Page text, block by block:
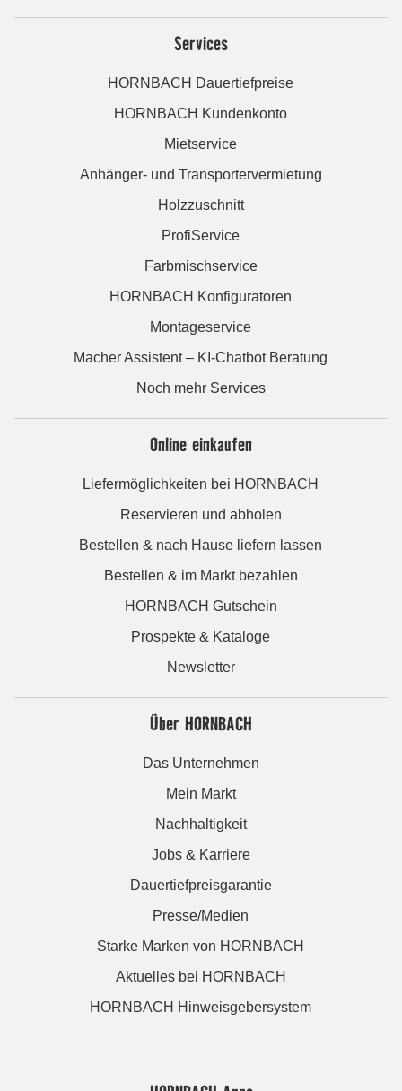
Services
HORNBACH Dauertiefpreise
HORNBACH Kundenkonto
Mietservice
Anhänger- und Transportervermietung
Holzzuschnitt
ProfiService
Farbmischservice
HORNBACH Konfiguratoren
Montageservice
Macher Assistent – KI-Chatbot Beratung
Noch mehr Services
Online einkaufen
Liefermöglichkeiten bei HORNBACH
Reservieren und abholen
Bestellen & nach Hause liefern lassen
Bestellen & im Markt bezahlen
HORNBACH Gutschein
Prospekte & Kataloge
Newsletter
Über HORNBACH
Das Unternehmen
Mein Markt
Nachhaltigkeit
Jobs & Karriere
Dauertiefpreisgarantie
Presse/Medien
Starke Marken von HORNBACH
Aktuelles bei HORNBACH
HORNBACH Hinweisgebersystem